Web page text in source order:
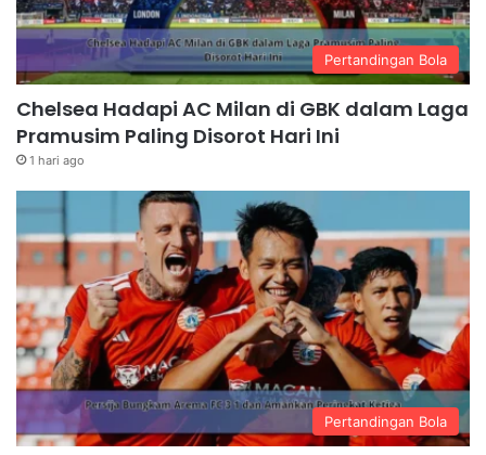
Pertandingan Bola
Chelsea Hadapi AC Milan di GBK dalam Laga
Pramusim Paling Disorot Hari Ini
1 hari ago
Pertandingan Bola